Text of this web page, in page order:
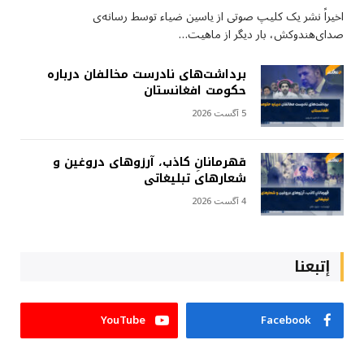
اخیراً نشر یک کلیپ صوتی از یاسین ضیاء توسط رسانه‌ی
صدای‌هندوکش، بار دیگر از ماهیت…
برداشت‌های نادرست مخالفان درباره
حکومت افغانستان
5 آگست 2026
قهرمانانِ کاذب، آرزوهای دروغین و
شعارهای تبلیغاتی
4 آگست 2026
إتبعنا
Facebook
YouTube